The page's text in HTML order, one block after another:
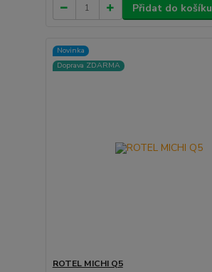
Přidat do košíku
Novinka
Doprava ZDARMA
ROTEL MICHI Q5